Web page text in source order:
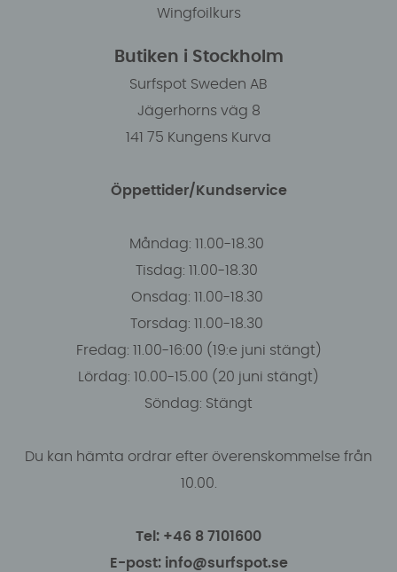
Wingfoilkurs
Butiken i Stockholm
Surfspot Sweden AB
Jägerhorns väg 8
141 75 Kungens Kurva
Öppettider/Kundservice
Måndag: 11.00-18.30
Tisdag: 11.00-18.30
Onsdag: 11.00-18.30
Torsdag: 11.00-18.30
Fredag: 11.00-16:00 (19:e juni stängt)
Lördag: 10.00-15.00 (20 juni stängt)
Söndag: Stängt
Du kan hämta ordrar efter överenskommelse från
10.00.
Tel: +46 8 7101600
E-post: info@surfspot.se